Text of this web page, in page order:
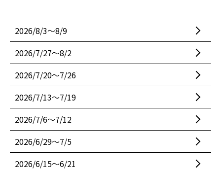
2026/8/3〜8/9
2026/7/27〜8/2
2026/7/20〜7/26
2026/7/13〜7/19
2026/7/6〜7/12
2026/6/29〜7/5
2026/6/15〜6/21